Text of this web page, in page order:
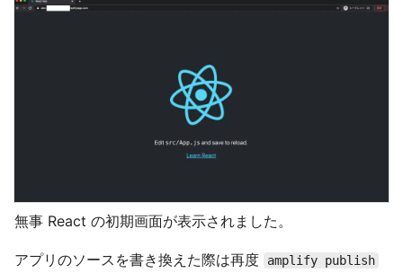
無事 React の初期画面が表示されました。
アプリのソースを書き換えた際は再度 amplify publish